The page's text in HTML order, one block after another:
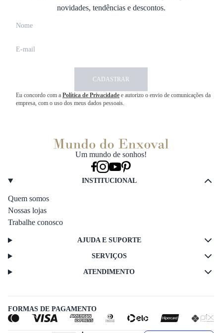
novidades, tendências e descontos.
CADASTRAR
Eu concordo com a Política de Privacidade e autorizo o envio de comunicações da
empresa, com o uso dos meus dados pessoais.
Um mundo de sonhos!
INSTITUCIONAL
Quem somos
Nossas lojas
Trabalhe conosco
AJUDA E SUPORTE
SERVIÇOS
ATENDIMENTO
FORMAS DE PAGAMENTO